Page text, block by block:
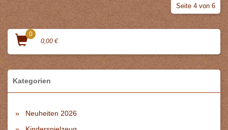
Seite 4 von 6
0
0,00 €
Kategorien
Neuheiten 2026